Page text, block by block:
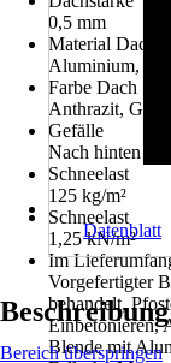
0,5 mm
Material
Aluminium,
Farbe Dach
Anthrazit, Grau
Gefälle
Nach hinten
Schneelast
125 kg/m²
Schneelast
1,25 kN/m²
Im
Vorgefertigter
behandelt,
Einbetonieren,
Blende mit
Datenblatt
Beschreibung
Bereich überspringen